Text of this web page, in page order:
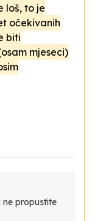
loš, to je
očekivanih
biti
mjeseci)
ne propustite